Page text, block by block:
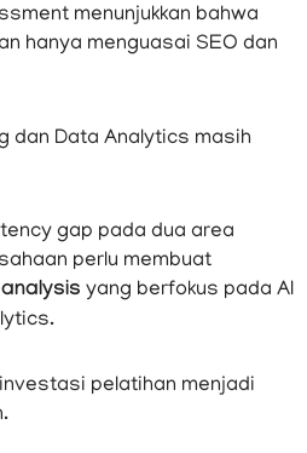
menunjukkan bahwa
hanya menguasai SEO dan
dan Data Analytics masih
gap pada dua area
perlu membuat
yang berfokus pada AI
pelatihan menjadi